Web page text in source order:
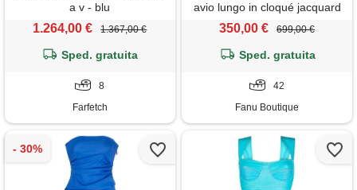
a v - blu
1.264,00 € 1.367,00 €
Sped. gratuita
8
Farfetch
avio lungo in cloqué jacquard
350,00 € 699,00 €
Sped. gratuita
42
Fanu Boutique